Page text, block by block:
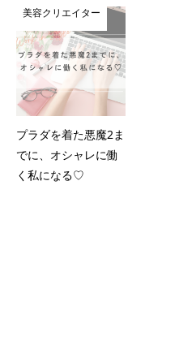
美容クリエイター
プラダを着た悪魔2ま
でに、オシャレに働
く私になる♡